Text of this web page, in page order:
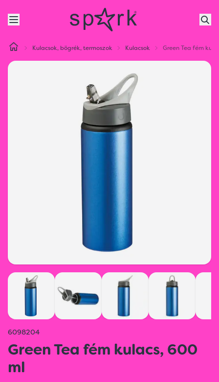
Kulacsok, bögrék, termoszok Kulacsok Green Tea fém
6098204
Green Tea fém kulacs, 600
ml